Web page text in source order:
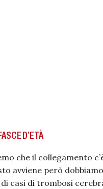
D’ETÀ
che il collegamento
avviene però
di casi di trombosi